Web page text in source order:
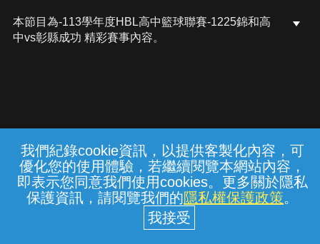
我們紀錄cookie資訊，以提供客製化內容，可
優化您的使用體驗，若繼續閱覽本網站內容，
即表示您同意我們使用cookies。更多關於隱私
保護資訊，請閱覽我們的隱私權保護政策。
本節目為-113學年度HBL高中籃球聯賽-1225錦和高
中vs彰縣成功 精彩賽事內容。
常見問題 線上客服 服務條款 隱私權保護
中華電信股份有限公司個人家庭分公司
(統一編號：96979949) © 2026
{{notifyMsg}}